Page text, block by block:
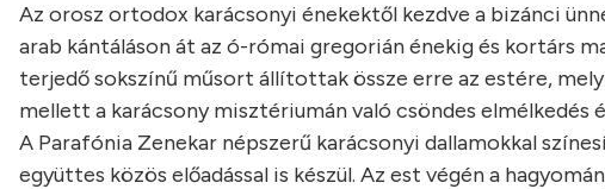
Az orosz ortodox karácsonyi énekektől kezdve a bizánci
arab kántáláson át az ó-római gregorián énekig és kortárs
terjedő sokszínű műsort állítottak össze erre az estére,
mellett a karácsony misztériumán való csöndes elmélkedés
A Parafónia Zenekar népszerű karácsonyi dallamokkal
együttes közös előadással is készül. Az est végén a